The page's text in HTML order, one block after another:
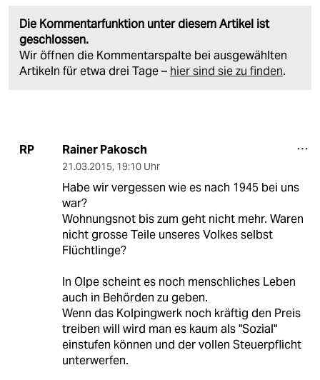
Die Kommentarfunktion unter diesem Artikel ist
geschlossen.
Wir öffnen die Kommentarspalte bei ausgewählten
Artikeln für etwa drei Tage – hier sind sie zu finden.
RP Rainer Pakosch
21.03.2015, 19:10 Uhr
Habe wir vergessen wie es nach 1945 bei uns
war?
Wohnungsnot bis zum geht nicht mehr. Waren
nicht grosse Teile unseres Volkes selbst
Flüchtlinge?
In Olpe scheint es noch menschliches Leben
auch in Behörden zu geben.
Wenn das Kolpingwerk noch kräftig den Preis
treiben will wird man es kaum als "Sozial"
einstufen können und der vollen Steuerpflicht
unterwerfen.